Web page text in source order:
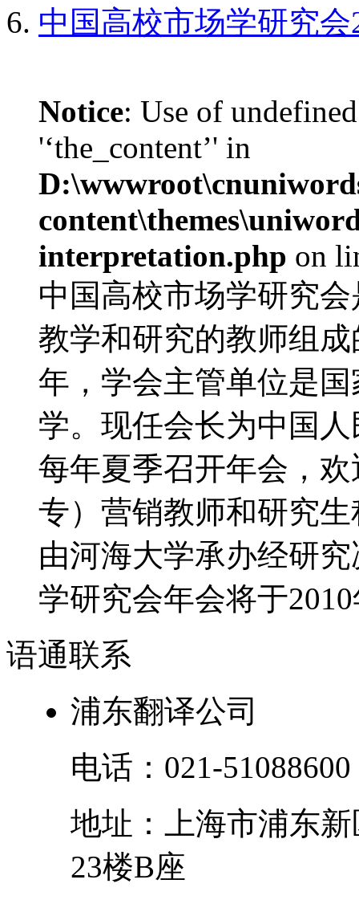
中国高校市场学研究会
Notice: Use of
'‘the_content’' in
interpretation.php on
中国高校市场学研究
教学和研究的教师组
年，学会主管单位是
学。现任会长为中国
每年夏季召开年会，
专）营销教师和研究
由河海大学承办经研
学研究会年会将于
语通联系
浦东翻译公司
电话： 021-51088600
地址：
上海市浦东新
23楼B座